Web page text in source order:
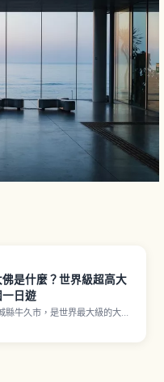
是什麼？世界級超高大
日遊
縣牛久市，是世界最大級的大佛
「牛久阿彌陀大佛」。全高達